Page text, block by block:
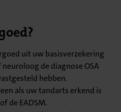
uit uw basisverzekering
de diagnose OSA
hebben.
als uw tandarts erkend is
de EADSM.